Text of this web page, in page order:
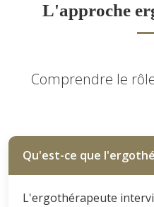
L'approche
Comprendre le
Qu'est-ce que
L'ergothérapeute